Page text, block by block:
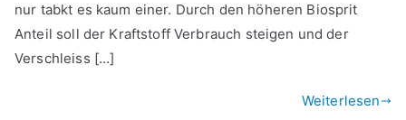
nur tabkt es kaum einer. Durch den höheren Biosprit
Anteil soll der Kraftstoff Verbrauch steigen und der
Verschleiss […]
Weiterlesen